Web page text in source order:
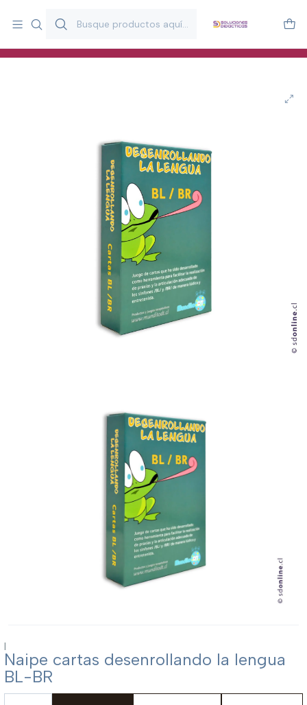
y estimulación infantil en Chile.
Especialistas en recursos educativos para aulas, terapeutas y
|
Naipe cartas desenrollando la lengua
BL-BR